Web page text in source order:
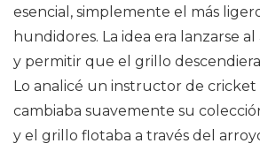
esencial, simplemente el más
hundidores. La idea era lanzarse
y permitir que el grillo
Lo analicé un instructor de cricket
cambiaba suavemente su
y el grillo flotaba a través del